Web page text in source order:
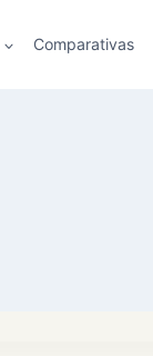
Comparativas